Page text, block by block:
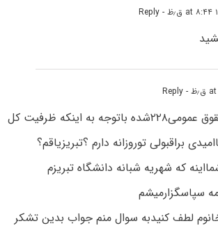
- Reply
- Reply
باسلام رتبه من توحقوق عمومی۲۲۸شده باتوجه به اینکه ظرفیت کل
ایاامیدی براقبولی توروزانه دارم ؟تبریزیاقم؟
که شهریه شبانه دانشگاه تبریزم
سپاسگزارمیشم
لطف کنیدبه سوال منم جواب بدین تشکر